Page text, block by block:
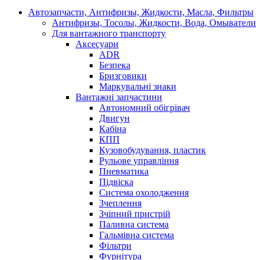
Автозапчасти, Антифризы, Жидкости, Масла, Фильтры
Антифризы, Тосолы, Жидкости, Вода, Омыватели
Для вантажного транспорту
Аксесуари
ADR
Безпека
Бризговики
Маркувальні знаки
Вантажні запчастини
Автономний обігрівач
Двигун
Кабіна
КПП
Кузовобудування, пластик
Рульове управління
Пневматика
Підвіска
Система охолодження
Зчеплення
Зчіпний пристрій
Паливна система
Гальмівна система
Фільтри
Фурнітура